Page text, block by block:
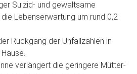
Suizid- und gewaltsame
Lebenserwartung um rund 0,2
Rückgang der Unfallzahlen in
verlängert die geringere Mütter-